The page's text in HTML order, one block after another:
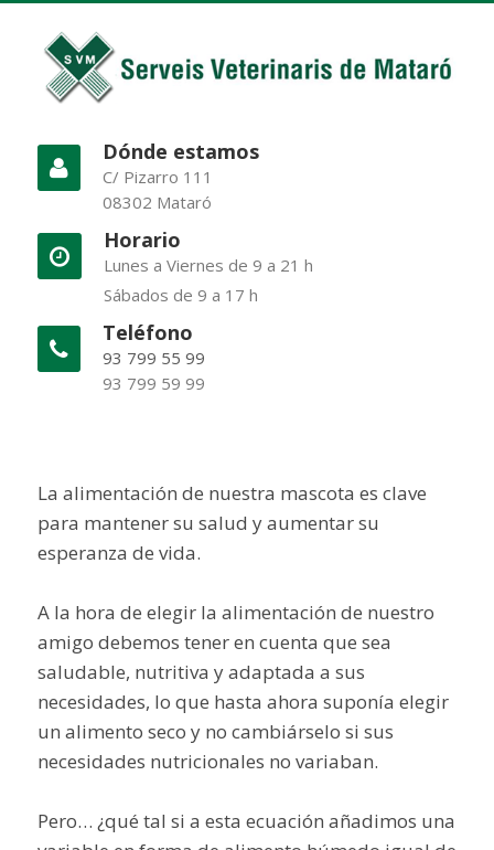
Dónde estamos
C/ Pizarro 111
08302 Mataró
Horario
Lunes a Viernes de 9 a 21 h
Sábados de 9 a 17 h
Teléfono
93 799 55 99
93 799 59 99
La alimentación de nuestra mascota es clave
para mantener su salud y aumentar su
esperanza de vida.
A la hora de elegir la alimentación de nuestro
amigo debemos tener en cuenta que sea
saludable, nutritiva y adaptada a sus
necesidades, lo que hasta ahora suponía elegir
un alimento seco y no cambiárselo si sus
necesidades nutricionales no variaban.
Pero… ¿qué tal si a esta ecuación añadimos una